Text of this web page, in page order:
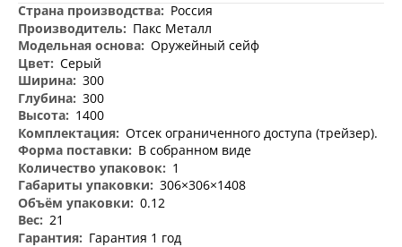
Дополнительная
информация
Россия
Пакс Металл
Оружейный сейф
Серый
300
300
1400
Отсек ограниченного доступа (трейзер).
В собранном виде
1
306×306×1408
0.12
21
Гарантия 1 год